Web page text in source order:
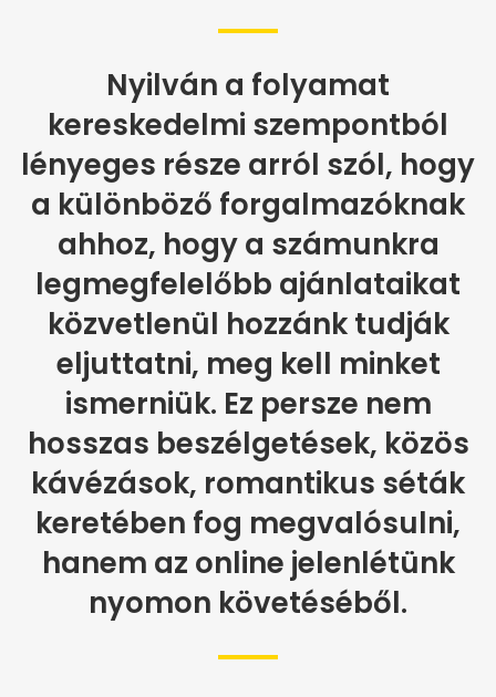
Nyilván a folyamat
kereskedelmi szempontból
lényeges része arról szól, hogy
a különböző forgalmazóknak
ahhoz, hogy a számunkra
legmegfelelőbb ajánlataikat
közvetlenül hozzánk tudják
eljuttatni, meg kell minket
ismerniük. Ez persze nem
hosszas beszélgetések, közös
kávézások, romantikus séták
keretében fog megvalósulni,
hanem az online jelenlétünk
nyomon követéséből.